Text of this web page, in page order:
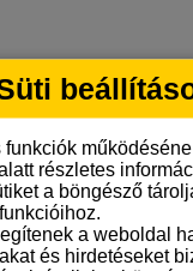
részletes
a böngésző
a weboldal
és hirdetéseket